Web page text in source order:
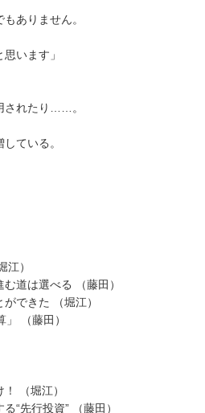
ありません。
います」
されたり……。
ている。
江）
道は選べる （藤田）
できた （堀江）
（藤田）
（堀江）
“先行投資” （藤田）